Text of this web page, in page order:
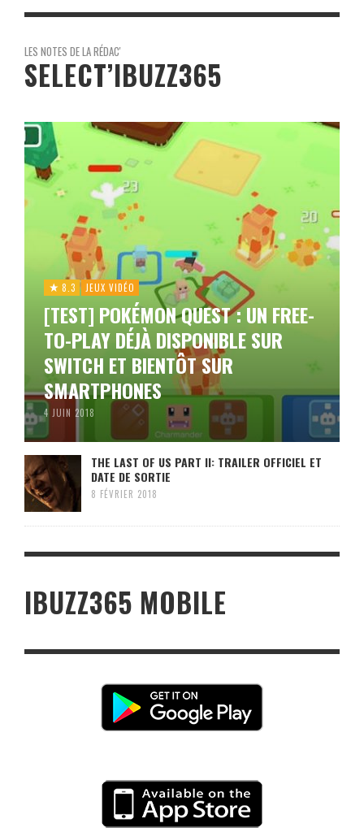
LES NOTES DE LA RÉDAC'
SELECT’IBUZZ365
8.3 JEUX VIDÉO
[TEST] POKÉMON QUEST : UN FREE-
TO-PLAY DÉJÀ DISPONIBLE SUR
SWITCH ET BIENTÔT SUR
SMARTPHONES
4 JUIN 2018
THE LAST OF US PART II: TRAILER OFFICIEL ET
DATE DE SORTIE
8 FÉVRIER 2018
IBUZZ365 MOBILE